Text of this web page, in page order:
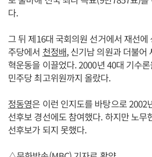
다.
그 뒤 제16대 국회의원 선거에서 재선에
주당에서 천정배, 신기남 의원과 더불어
혁운동을 이끌었다. 2000년 40대 기수
민주당 최고위원까지 올랐다.
정동영은 이런 인지도를 바탕으로 2002
선후보 경선에도 참여했다. 하지만 노무
선후보가 되지 못했다.